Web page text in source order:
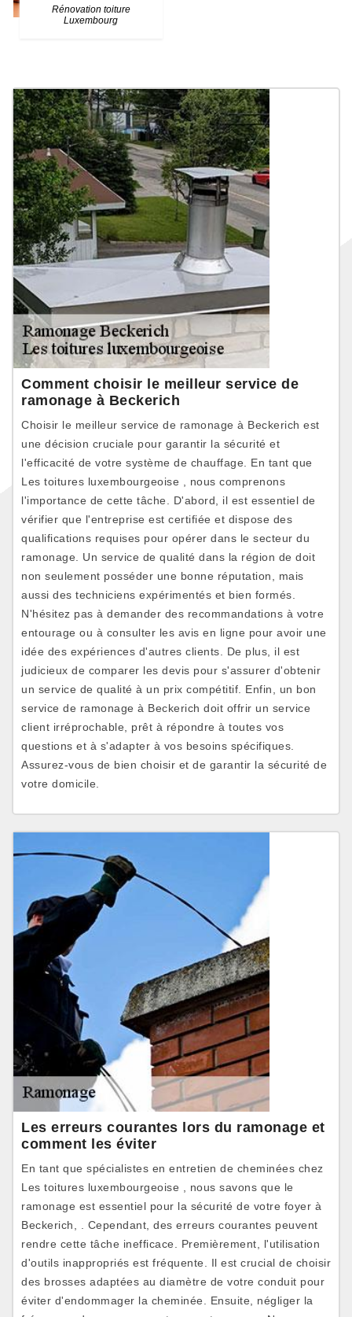
Rénovation toiture
Luxembourg
Comment choisir le meilleur service de
ramonage à Beckerich
Choisir le meilleur service de ramonage à Beckerich est
une décision cruciale pour garantir la sécurité et
l'efficacité de votre système de chauffage. En tant que
Les toitures luxembourgeoise , nous comprenons
l'importance de cette tâche. D'abord, il est essentiel de
vérifier que l'entreprise est certifiée et dispose des
qualifications requises pour opérer dans le secteur du
ramonage. Un service de qualité dans la région de doit
non seulement posséder une bonne réputation, mais
aussi des techniciens expérimentés et bien formés.
N'hésitez pas à demander des recommandations à votre
entourage ou à consulter les avis en ligne pour avoir une
idée des expériences d'autres clients. De plus, il est
judicieux de comparer les devis pour s'assurer d'obtenir
un service de qualité à un prix compétitif. Enfin, un bon
service de ramonage à Beckerich doit offrir un service
client irréprochable, prêt à répondre à toutes vos
questions et à s'adapter à vos besoins spécifiques.
Assurez-vous de bien choisir et de garantir la sécurité de
votre domicile.
Les erreurs courantes lors du ramonage et
comment les éviter
En tant que spécialistes en entretien de cheminées chez
Les toitures luxembourgeoise , nous savons que le
ramonage est essentiel pour la sécurité de votre foyer à
Beckerich, . Cependant, des erreurs courantes peuvent
rendre cette tâche inefficace. Premièrement, l'utilisation
d'outils inappropriés est fréquente. Il est crucial de choisir
des brosses adaptées au diamètre de votre conduit pour
éviter d'endommager la cheminée. Ensuite, négliger la